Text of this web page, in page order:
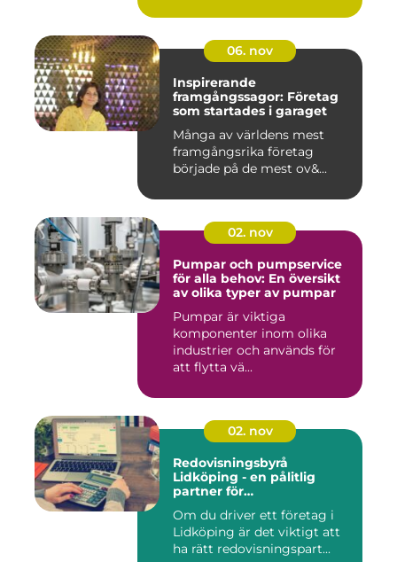
06. nov
Inspirerande
framgångssagor: Företag
som startades i garaget
Många av världens mest
framgångsrika företag
började på de mest ov&...
02. nov
Pumpar och pumpservice
för alla behov: En översikt
av olika typer av pumpar
Pumpar är viktiga
komponenter inom olika
industrier och används för
att flytta vä...
02. nov
Redovisningsbyrå
Lidköping - en pålitlig
partner för
Lidköping
Om du driver ett företag i
Lidköping är det viktigt att
ha rätt redovisningspart...